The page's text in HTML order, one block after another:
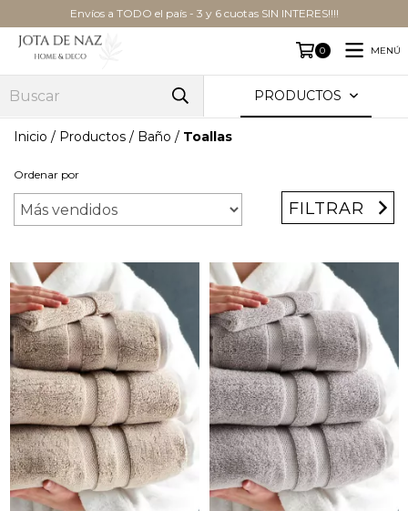
Envíos a TODO el país - 3 y 6 cuotas SIN INTERES!!!!
0 MENÚ
PRODUCTOS
Inicio / Productos / Baño / Toallas
Ordenar por
FILTRAR